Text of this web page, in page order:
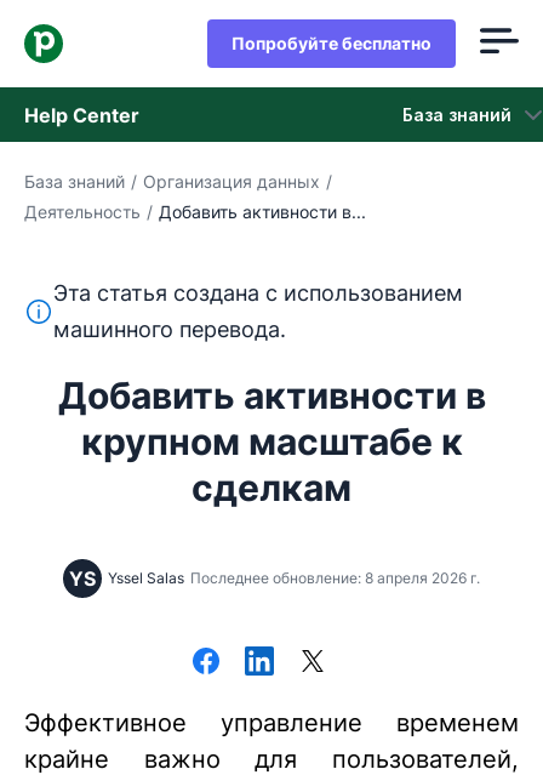
Попробуйте бесплатно
Help Center База знаний
База знаний
обращайтесь в службу поддержки
База знаний / Организация данных /
Деятельность / Добавить активности в...
Этот текст переведен с английского языка с
Эта статья создана с использованием
машинного перевода.
Добавить активности в
крупном масштабе к
сделкам
YS Yssel Salas Последнее обновление: 8 апреля 2026 г.
Эффективное управление временем
крайне важно для пользователей,